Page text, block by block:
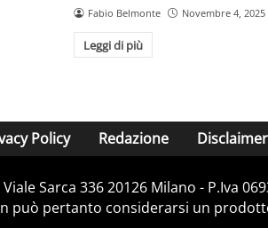
Fabio Belmonte Novembre 4, 2025
Leggi di più
Policy Redazione Disclaimer
Sarca 336 20126 Milano - P.Iva
pertanto considerarsi un